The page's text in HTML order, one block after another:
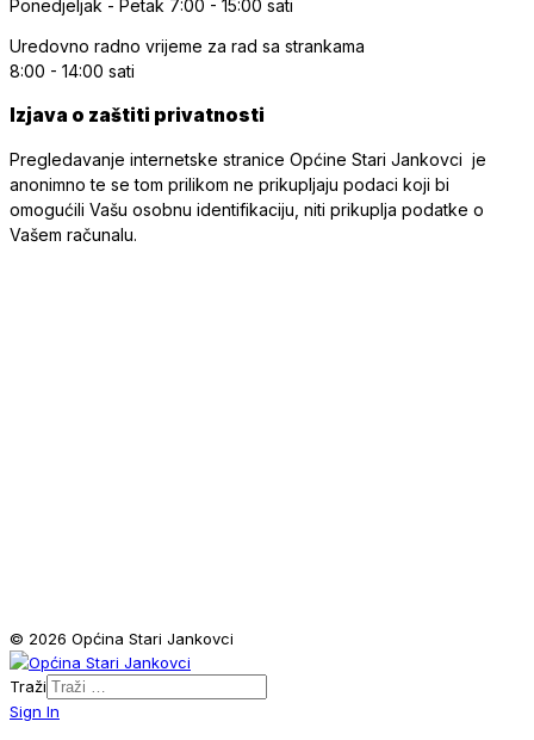
Ponedjeljak - Petak 7:00 - 15:00 sati
Uredovno radno vrijeme za rad sa strankama
8:00 - 14:00 sati
Izjava o zaštiti privatnosti
Pregledavanje internetske stranice Općine Stari Jankovci je
anonimno te se tom prilikom ne prikupljaju podaci koji bi
omogućili Vašu osobnu identifikaciju, niti prikuplja podatke o
Vašem računalu.
© 2026 Općina Stari Jankovci
Traži
Sign In